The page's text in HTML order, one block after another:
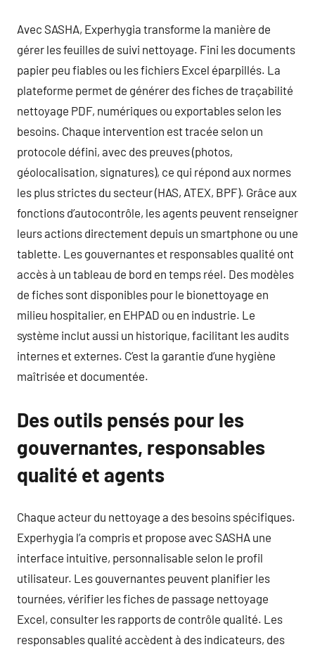
Avec SASHA, Experhygia transforme la manière de
gérer les feuilles de suivi nettoyage. Fini les documents
papier peu fiables ou les fichiers Excel éparpillés. La
plateforme permet de générer des fiches de traçabilité
nettoyage PDF, numériques ou exportables selon les
besoins. Chaque intervention est tracée selon un
protocole défini, avec des preuves (photos,
géolocalisation, signatures), ce qui répond aux normes
les plus strictes du secteur (HAS, ATEX, BPF). Grâce aux
fonctions d’autocontrôle, les agents peuvent renseigner
leurs actions directement depuis un smartphone ou une
tablette. Les gouvernantes et responsables qualité ont
accès à un tableau de bord en temps réel. Des modèles
de fiches sont disponibles pour le bionettoyage en
milieu hospitalier, en EHPAD ou en industrie. Le
système inclut aussi un historique, facilitant les audits
internes et externes. C’est la garantie d’une hygiène
maîtrisée et documentée.
Des outils pensés pour les
gouvernantes, responsables
qualité et agents
Chaque acteur du nettoyage a des besoins spécifiques.
Experhygia l’a compris et propose avec SASHA une
interface intuitive, personnalisable selon le profil
utilisateur. Les gouvernantes peuvent planifier les
tournées, vérifier les fiches de passage nettoyage
Excel, consulter les rapports de contrôle qualité. Les
responsables qualité accèdent à des indicateurs, des